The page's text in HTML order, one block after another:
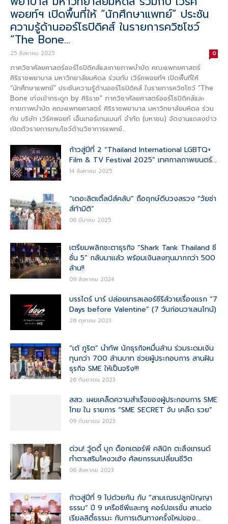
พอยท์ฯ เปิดพื้นที่ให้ “นักศึกษาแพทย์” ประชัน
ความรู้ด้านออร์โธปิดิคส์ ในรายการควิซโชว์
“The Bone...
25 สิงหาคม 2025 0
ภาควิชาศัลยศาสตร์ออร์โธปิดิคส์และกายภาพบำบัด คณะแพทยศาสตร์
ศิริราชพยาบาล มหาวิทยาลัยมหิดล ร่วมกับ เวิร์คพอยท์ฯ เปิดพื้นที่ให้
“นักศึกษาแพทย์” ประชันความรู้ด้านออร์โธปิดิคส์ ในรายการควิซโชว์ “The
Bone เก่งเข้ากระดูก by ศิริราช” ภาควิชาศัลยศาสตร์ออร์โธปิดิคส์และ
กายภาพบำบัด คณะแพทยศาสตร์ ศิริราชพยาบาล มหาวิทยาลัยมหิดล ร่วม
กับ บริษัท เวิร์คพอยท์ เอ็นเทอร์เทนเมนท์ จำกัด (มหาชน) จัดงานแถลงข่าว
เปิดตัวรายการเกมโชว์ด้านวิชาการแพทย์...
ก้าวสู่ปีที่ 2 “Thailand International LGBTQ+
Film & TV Festival 2025” เทศกาลภาพยนตร์...
14 สิงหาคม 2025
“เดอะลิตเติ้ลบีส์คลับ” ถือฤกษ์ดีบวงสรวง “วัยซ่า
ส์ท้ามิติ”
06 มีนาคม 2025
เตรียมพลิกชะตาธุรกิจ “Shark Tank Thailand ซี
ซั่น 5” กลับมาแล้ว พร้อมเงินลงทุนมากกว่า 500
ล้าน!!
09 สิงหาคม 2024
บรรไดร์ บาร์ ปล่อยเทรลเลอร์ซีรีส์วายเรื่องแรก “7
Days before Valentine” (7 วันก่อนวาเลนไทน์)
26 ตุลาคม 2023
“เต้ ภูริต” นำทัพ นักธุรกิจหมื่นล้าน ร่วมระดมเงิน
ทุนกว่า 700 ล้านบาท ช่วยผู้ประกอบการ สานฝัน
ธุรกิจ SME ให้เป็นจริง!!!
26 กันยายน 2023
สสว. เผยเคล็ดความสำเร็จของผู้ประกอบการ SME
ไทย ใน รายการ “SME SECRET จับ เคล็ด รวย”
09 กันยายน 2023
ด่วน! วู้ดดี้ บุก ด็อกเตอร์พี คลินิก ตะลึงเทรนด์
ทำตาเสริมโหงวเฮ้ง ศัลยกรรมเปลี่ยนชีวิต
06 สิงหาคม 2023
ก้าวสู่ปีที่ 9 ไปด้วยกัน กับ “สามเณรปลูกปัญญา
ธรรม” ปี 9 เครือซีพีและทรู คอร์ปอเรชั่น สานต่อ
เรียลลิตี้ธรรมะ กับการเดินทางครั้งใหม่ของ...